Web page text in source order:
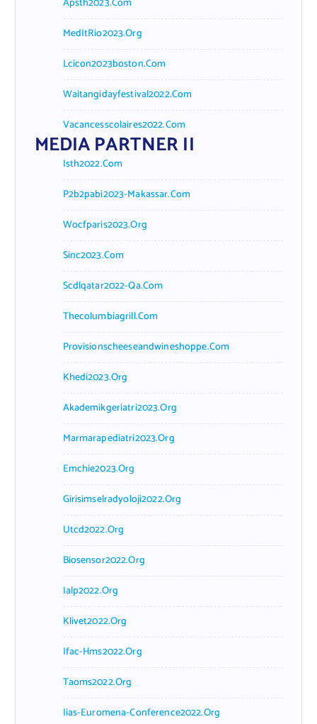
MedItRio2023.org
Lcicon2023boston.com
Waitangidayfestival2022.com
Vacancesscolaires2022.com
MEDIA PARTNER II
Isth2022.com
P2b2pabi2023-Makassar.com
Wocfparis2023.org
Sinc2023.com
Scdlqatar2022-Qa.com
Thecolumbiagrill.com
Provisionscheeseandwineshoppe.com
Khedi2023.org
Akademikgeriatri2023.org
Marmarapediatri2023.org
Emchie2023.org
Girisimselradyoloji2022.org
Utcd2022.org
Biosensor2022.org
Ialp2022.org
Klivet2022.org
Ifac-Hms2022.org
Taoms2022.org
Iias-Euromena-Conference2022.org